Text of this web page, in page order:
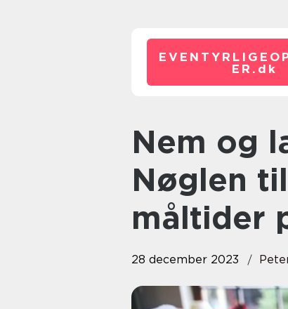
ER. dk
Nem og lækker aftensmad:
Nøglen
måltider
28 december 2023